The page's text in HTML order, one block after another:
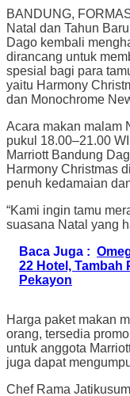
BANDUNG,
Natal dan Tahun
Dago kembali
dirancang untuk
spesial bagi para
yaitu Harmony
dan Monochrome
Acara makan malam
pukul 18.00–21.00
Marriott Bandung
Harmony Christmas
penuh kedamaian
“Kami ingin tamu
suasana Natal yang
Baca Juga :
22 Hotel, Tambah
Pekayon
Harga paket makan
orang, tersedia
untuk anggota
juga dapat
Chef Rama